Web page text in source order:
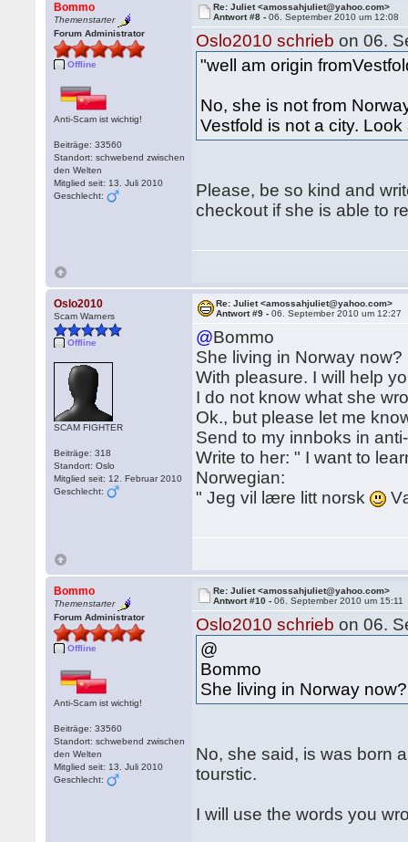
Bommo
Themenstarter
Forum Administrator
Offline
Anti-Scam ist wichtig!
Beiträge: 33560
Standort: schwebend zwischen
den Welten
Mitglied seit: 13. Juli 2010
Geschlecht:
Re: Juliet <amossahjuliet@yahoo.com>
Antwort #8 -06. September 2010 um 12:08
Oslo2010 schrieb on 06.
"well am origin
No, she is not from
Vestfold is not a city.
Please, be so kind and
checkout if she is able to
Oslo2010
Scam Warners
Offline
SCAM FIGHTER
Beiträge: 318
Standort: Oslo
Mitglied seit: 12. Februar 2010
Geschlecht:
Re: Juliet <amossahjuliet@yahoo.com>
Antwort #9 -06. September 2010 um 12:27
@Bommo
She living in Norway now?
With pleasure. I will help
I do not know what she
Ok., but please let me
Send to my innboks in
Write to her: " I want to
Norwegian:
" Jeg vil lære litt norsk
Bommo
Themenstarter
Forum Administrator
Offline
Anti-Scam ist wichtig!
Beiträge: 33560
Standort: schwebend zwischen
den Welten
Mitglied seit: 13. Juli 2010
Geschlecht:
Re: Juliet <amossahjuliet@yahoo.com>
Antwort #10 -06. September 2010 um 15:11
Oslo2010 schrieb on 06.
@
Bommo
She living in Norway now?
No, she said, is was born
tourstic.
I will use the words you